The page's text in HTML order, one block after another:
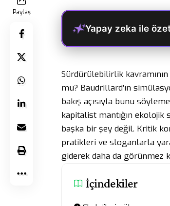
Paylaş
Yapay zeka ile
Sürdürülebilirlik
mu? Baudrillard’ın
bakış açısıyla bunu
kapitalist mantığın ekolojik
başka bir şey değil. Kritik
pratikleri ve sloganlarla
giderek daha da görünmez
İçindekiler